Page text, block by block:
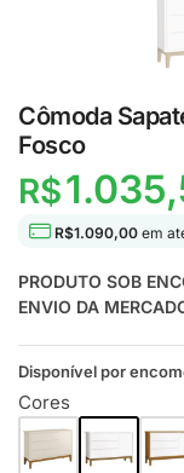
Cômoda
Fosco
R$
R$1.090,00 em
PRODUTO SOB
ENVIO DA
Disponível por
Cores